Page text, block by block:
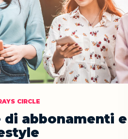
CIRCLE
di abbonamenti e